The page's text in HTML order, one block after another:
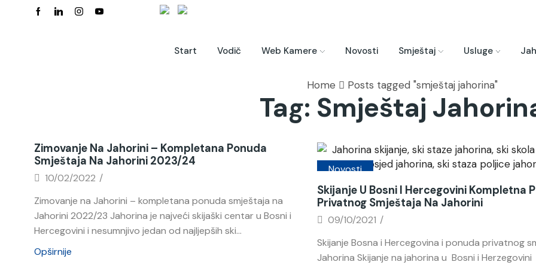
Start Vodič Web Kamere Novosti Smještaj Usluge
Home Posts tagged "smještaj jahorina"
Tag: Smještaj
Zimovanje Na Jahorini – Kompletana Ponuda
Smještaja Na Jahorini 2023/24
10/02/2022 /
Zimovanje na Jahorini – kompletana ponuda smještaja na
Jahorini 2022/23 Jahorina je najveći skijaški centar u Bosni i
Hercegovini i nesumnjivo jedan od najljepših ski...
Opširnije
Novosti
Skijanje U Bosni I Hercegovini Kompletna
Privatnog Smještaja Na Jahorini
09/10/2021 /
Skijanje Bosna i Hercegovina i ponuda privatnog
Jahorina Skijanje na jahorina u Bosni i